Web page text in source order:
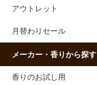
アウトレット
月替わりセール
メーカー・香りから探す
香りのお試し用